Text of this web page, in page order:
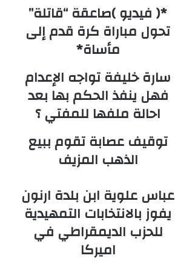
*( فيديو )صاعقة “قاتلة”
تحول مباراة كرة قدم إلى
مأساة*
سارة خليفة تواجه الإعدام
فهل ينفذ الحكم بها بعد
احالة ملفها للمفتي ؟
توقيف عصابة تقوم ببيع
الذهب المزيف
عباس علوية ابن بلدة ارنون
يفوز بالانتخابات التمهيدية
للحزب الديمقراطي في
اميركا